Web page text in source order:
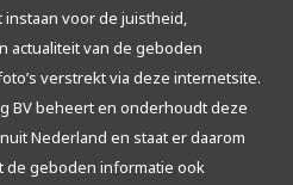
instaan voor de juistheid,
actualiteit van de geboden
verstrekt via deze internetsite.
BV beheert en onderhoudt deze
Nederland en staat er daarom
de geboden informatie ook